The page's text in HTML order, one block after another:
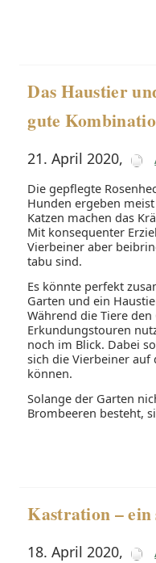
Das Haustier
gute
21. April 2020,
Die gepflegte
Hunden ergeben
Katzen machen das
Mit konsequenter
Vierbeiner aber
tabu sind.
Es könnte perfekt
Garten und ein
Während die Tiere
Erkundungstouren
noch im Blick. Dabei
sich die Vierbeiner
können.
Solange der Garten
Brombeeren besteht,
Kastration – ein
18. April 2020,